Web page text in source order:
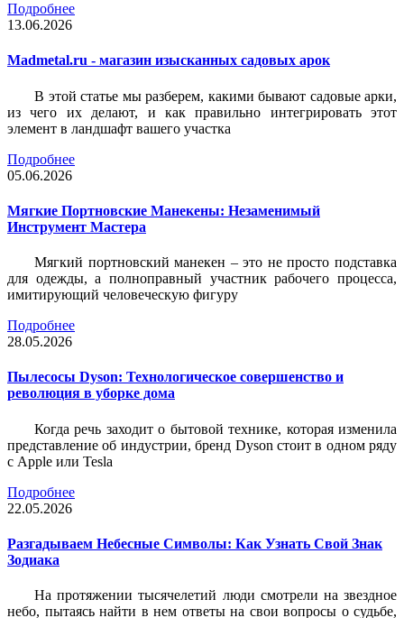
Подробнее
13.06.2026
Madmetal.ru - магазин изысканных садовых арок
В этой статье мы разберем, какими бывают садовые арки,
из чего их делают, и как правильно интегрировать этот
элемент в ландшафт вашего участка
Подробнее
05.06.2026
Мягкие Портновские Манекены: Незаменимый
Инструмент Мастера
Мягкий портновский манекен – это не просто подставка
для одежды, а полноправный участник рабочего процесса,
имитирующий человеческую фигуру
Подробнее
28.05.2026
Пылесосы Dyson: Технологическое совершенство и
революция в уборке дома
Когда речь заходит о бытовой технике, которая изменила
представление об индустрии, бренд Dyson стоит в одном ряду
с Apple или Tesla
Подробнее
22.05.2026
Разгадываем Небесные Символы: Как Узнать Свой Знак
Зодиака
На протяжении тысячелетий люди смотрели на звездное
небо, пытаясь найти в нем ответы на свои вопросы о судьбе,